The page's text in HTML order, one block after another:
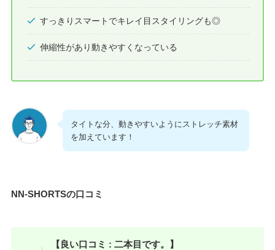
すっきりスマートでキレイ目スタイリングも◎
伸縮性があり動きやすくなっている
タイトな分、動きやすいようにストレッチ素材
を加えています！
NN-SHORTSの口コミ
【良い口コミ : 二本目です。】